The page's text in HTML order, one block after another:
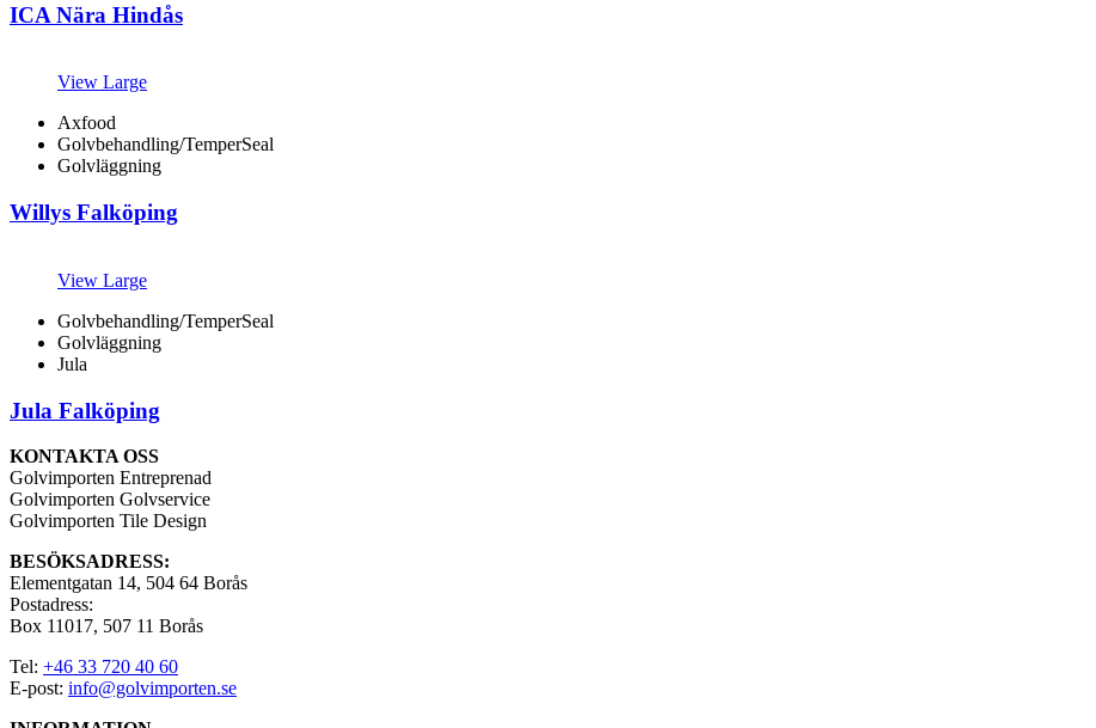
ICA Nära Hindås
View Large
Axfood
Golvbehandling/TemperSeal
Golvläggning
Willys Falköping
View Large
Golvbehandling/TemperSeal
Golvläggning
Jula
Jula Falköping
KONTAKTA OSS
Golvimporten Entreprenad
Golvimporten Golvservice
Golvimporten Tile Design
BESÖKSADRESS:
Elementgatan 14, 504 64 Borås
Postadress:
Box 11017, 507 11 Borås
Tel: +46 33 720 40 60
E-post: info@golvimporten.se